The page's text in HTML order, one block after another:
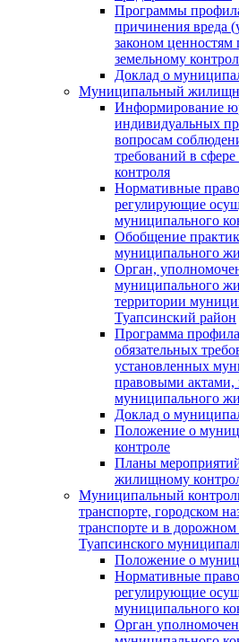
Программы
причинения вреда
законом
земельному
Доклад о
Муниципальный
Информирование
индивидуальных
вопросам
требований в
контроля
Нормативные
регулирующие
муниципального
Обобщение
муниципального
Орган,
муниципального
территории
Туапсинский район
Программа
обязательных
установленных
правовыми актами,
муниципального
Доклад о
Положение о
контроле
Планы
жилищному
Муниципальный
транспорте, городском
транспорте и в дорожном
Туапсинского
Положение о
Нормативные
регулирующие
муниципального
Орган